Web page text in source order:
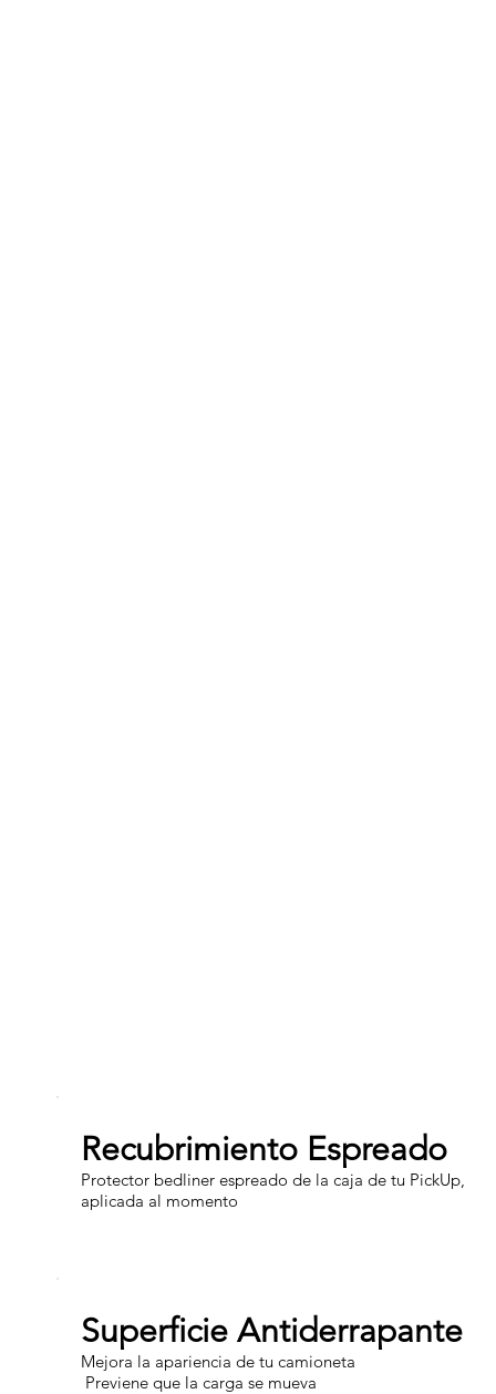
Recubrimiento Espreado
Protector bedliner espreado de la caja de tu PickUp,
aplicada al momento
Superficie Antiderrapante
Mejora la apariencia de tu camioneta
Previene que la carga se mueva